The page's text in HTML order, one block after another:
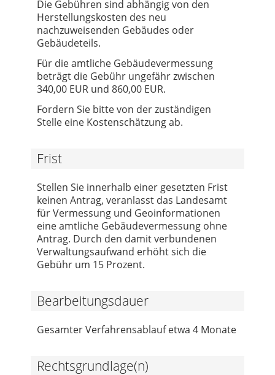
Die Gebühren sind abhängig von den
Herstellungskosten des neu
nachzuweisenden Gebäudes oder
Gebäudeteils.
Für die amtliche Gebäudevermessung
beträgt die Gebühr ungefähr zwischen
340,00 EUR und 860,00 EUR.
Fordern Sie bitte von der zuständigen
Stelle eine Kostenschätzung ab.
Frist
Stellen Sie innerhalb einer gesetzten Frist
keinen Antrag, veranlasst das Landesamt
für Vermessung und Geoinformationen
eine amtliche Gebäudevermessung ohne
Antrag. Durch den damit verbundenen
Verwaltungsaufwand erhöht sich die
Gebühr um 15 Prozent.
Bearbeitungsdauer
Gesamter Verfahrensablauf etwa 4 Monate
Rechtsgrundlage(n)